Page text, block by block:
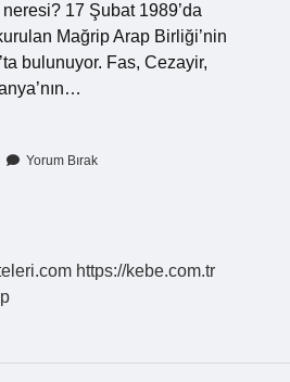
17 Şubat 1989’da
Mağrip Arap Birliği’nin
bulunuyor. Fas, Cezayir,
Yorum Bırak
https://kebe.com.tr